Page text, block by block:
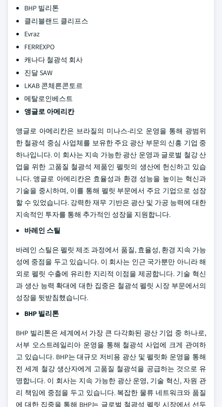
BHP 빌리톤
클리블랜드 클리프스
Evraz
FERREXPO
캐나다 철광석 회사
진달 SAW
LKAB 콘체른콘토르
메탈로인베스트
앵글로 아메리칸
앵글로 아메리칸은 브라질의 미나스-리오 운영을 통해 광범위
한 철광석 중심 사업체를 보유한 주요 광산 부문의 신흥 기업 중
하나입니다. 이 회사는 지속 가능한 광산 운영과 글로벌 철강 산
업을 위한 고품질 철광석 제품인 펠릿의 생산에 헌신하고 있습
니다. 앵글로 아메리칸은 효율성과 환경 성능을 높이는 혁신과
기술을 중시하며, 이를 통해 펠릿 부문에서 주요 기업으로 성장
할 수 있었습니다. 강력한 재무 기반은 광산 및 가공 능력에 대한
지속적인 투자를 통해 추가적인 성장을 지원합니다.
바레인 스틸
바레인 스틸은 펠릿 제조 과정에서 품질, 효율성, 환경 지속 가능
성에 중점을 두고 있습니다. 이 회사는 인근 국가뿐만 아니라 해
외로 펠릿 수출에 유리한 지리적 이점을 제공합니다. 기술 혁신
과 생산 능력 확대에 대한 집중은 철광석 펠릿 시장 부문에서의
성장을 뒷받침했습니다.
BHP 빌리톤
BHP 빌리톤은 세계에서 가장 큰 다각화된 광산 기업 중 하나로,
서부 오스트레일리아 운영을 통해 철광석 사업에 크게 관여하
고 있습니다. BHP는 대규모 저비용 광산 및 펠릿화 운영을 통해
전 세계 철강 생산자에게 고품질 철광석을 공급하는 것으로 유
명합니다. 이 회사는 지속 가능한 광산 운영, 기술 혁신, 자원 관
리 책임에 중점을 두고 있습니다. 복잡한 물류 네트워크와 품질
에 대한 집중을 통해 BHP는 글로벌 철광석 펠릿 시장에서 선두